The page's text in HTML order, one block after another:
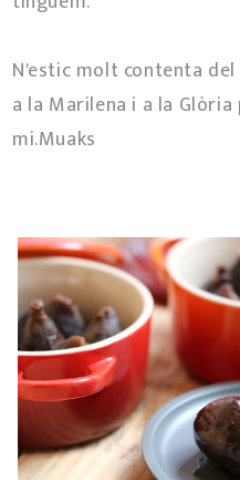
N'estic molt contenta
a la Marilena i a la
mi.Muaks